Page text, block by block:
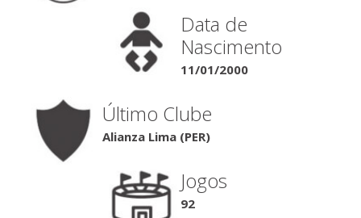
Data de
Nascimento
11/01/2000
Último Clube
Alianza Lima (PER)
Jogos
92